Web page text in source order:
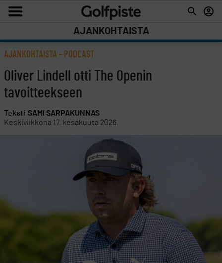
AJANKOHTAISTA
AJANKOHTAISTA - PODCAST
Oliver Lindell otti The Openin
tavoitteekseen
Teksti SAMI SARPAKUNNAS
Keskiviikkona 17. kesäkuuta 2026